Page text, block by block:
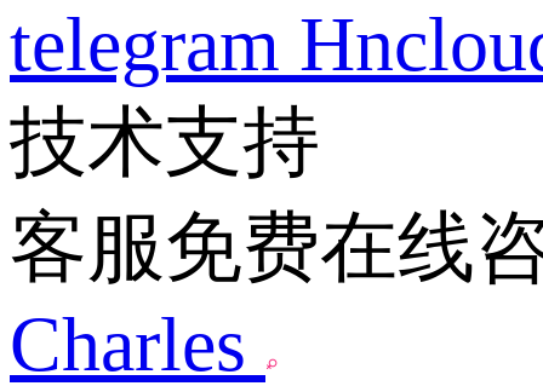
telegram
技术支持
客服免费在线
Charles